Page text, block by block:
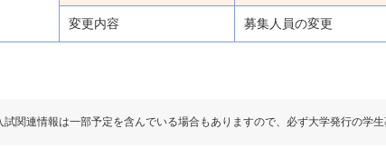
変更内容 募集人員の変更
関連情報は一部予定を含んでいる場合もありますので、必ず大学発行の学生